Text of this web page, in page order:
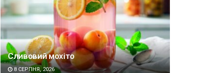
Сливовий мохіто
8 СЕРПНЯ, 2026